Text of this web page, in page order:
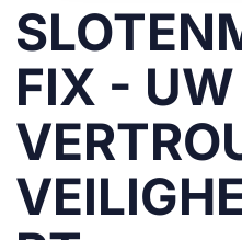
FIX - UW